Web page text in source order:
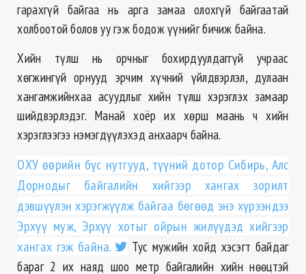
гарахгүй байгаа нь арга замаа олохгүй байгаатай
холбоотой болов уу гэж бодож үүнийг бичиж байна.
Хийн түлш нь орчныг бохирдуулдаггүй учраас
хөгжингүй орнууд эрчим хүчний үйлдвэрлэл, дулаан
хангамжийнхаа асуудлыг хийн түлш хэрэглэх замаар
шийдвэрлэдэг. Манай хоёр их хөрш маань ч хийн
хэрэглээгээ нэмэгдүүлэхэд анхаарч байна.
ОХУ өөрийн бүс нутгууд, түүний дотор Сибирь, Алс
Дорнодыг байгалийн хийгээр хангах зорилт
дэвшүүлэн хэрэгжүүлж байгаа бөгөөд энэ хүрээндээ
Эрхүү муж, Эрхүү хотыг ойрын жилүүдэд хийгээр
хангах гэж байна.
Тус мужийн хойд хэсэгт байдаг
бараг 2 их наяд шоо метр байгалийн хийн нөөцтэй